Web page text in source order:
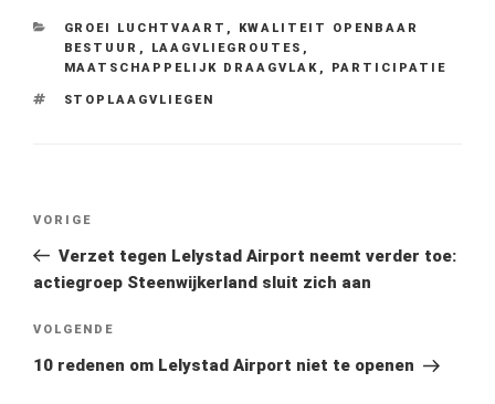
CATEGORIEËN
GROEI LUCHTVAART ,
KWALITEIT OPENBAAR
BESTUUR , LAAGVLIEGROUTES ,
MAATSCHAPPELIJK DRAAGVLAK , PARTICIPATIE
TAGS
STOPLAAGVLIEGEN
Vorig
bericht
VORIGE
Verzet tegen Lelystad Airport neemt verder toe:
actiegroep Steenwijkerland sluit zich aan
Volgend
bericht
VOLGENDE
10 redenen om Lelystad Airport niet te openen